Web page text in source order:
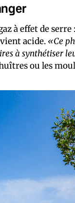
à effet de serre
acide. «Ce
à synthétiser
ou les